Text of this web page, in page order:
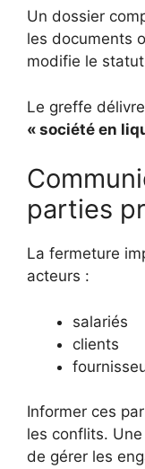
Un dossier
les documents
modifie le statut
Le greffe
« société en
parties
La fermeture
acteurs :
salariés
clients
Informer ces
les conflits.
de gérer les